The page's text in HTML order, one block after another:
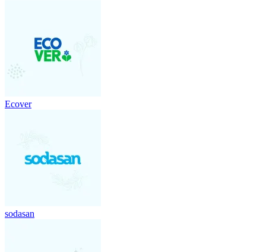
Ecover
sodasan